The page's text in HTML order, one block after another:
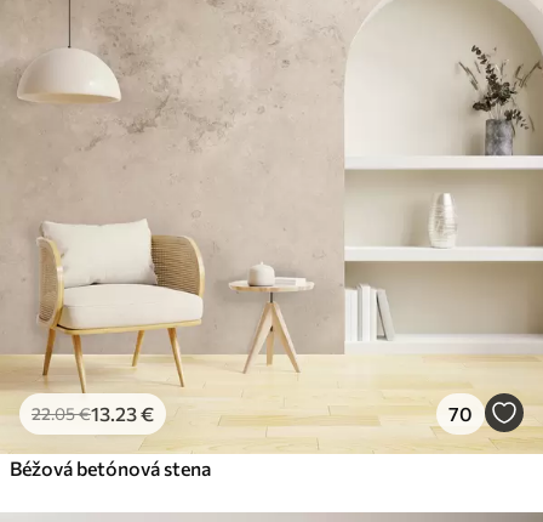
22.05€13 .23€ 70
Béžová betónová stena